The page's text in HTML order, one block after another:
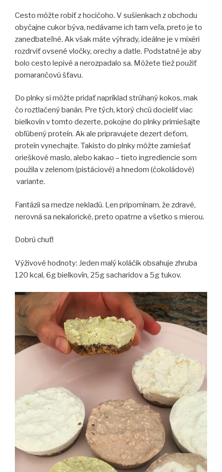
Cesto môžte robiť z hocičoho. V sušienkach z obchodu
obyčajne cukor býva, nedávame ich tam veľa, preto je to
zanedbateľné. Ak však máte výhrady, ideálne je v mixéri
rozdrviť ovsené vločky, orechy a datle. Podstatné je aby
bolo cesto lepivé a nerozpadalo sa. Môžete tiež použiť
pomarančovú šťavu.
Do plnky si môžte pridať napríklad strúhaný kokos, mak
čo roztlačený banán. Pre tých, ktorý chcú docieliť viac
bielkovín v tomto dezerte, pokojne do plnky primiešajte
obľúbený proteín. Ak ale pripravujete dezert deťom,
proteín vynechajte. Takisto do plnky môžte zamiešať
orieškové maslo, alebo kakao – tieto ingrediencie som
použila v zelenom (pistáciové) a hnedom (čokoládové)
variante.
Fantázii sa medze nekladú. Len pripomínam, že zdravé,
nerovná sa nekalorické, preto opatrne a všetko s mierou.
Dobrú chuť!
Výživové hodnoty: Jeden malý koláčik obsahuje zhruba
120 kcal, 6g bielkovín, 25g sacharidov a 5g tukov.